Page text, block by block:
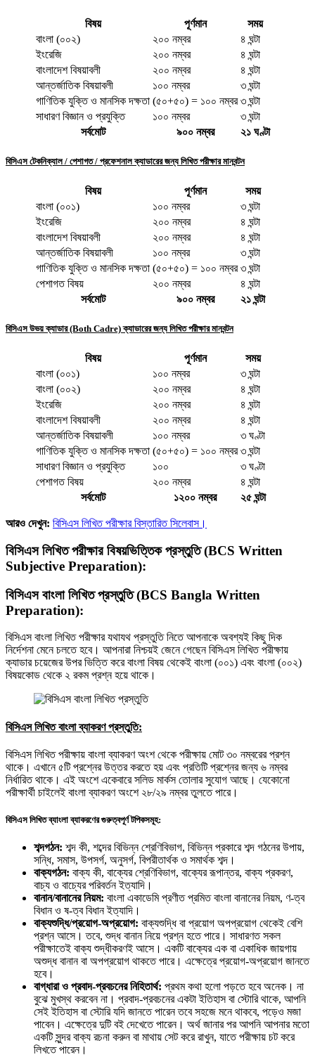
বিষয় পূর্ণমান
সময়
বাংলা (০০২)
২০০ নম্বর
৪ ঘন্টা
ইংরেজি
২০০ নম্বর
৪ ঘন্টা
বাংলাদেশ বিষয়াবলী
২০০ নম্বর
৪ ঘন্টা
আন্তর্জাতিক বিষয়াবলী
১০০ নম্বর
৩ ঘন্টা
গাণিতিক যুক্তি ও মানসিক দক্ষতা (৫০+৫০) = ১০০ নম্বর ৩ ঘন্টা
সাধারণ বিজ্ঞান ও প্রযুক্তি
১০০ নম্বর
৩ ঘন্টা
সর্বমোট
৯০০ নম্বর ২১ ঘণ্টা
বিসিএস টেকনিক্যাল / পেশাগত / প্রফেশনাল ক্যাডারের জন্য লিখিত পরীক্ষার মানবন্টন
বিষয় পূর্ণমান
সময়
বাংলা (০০১)
১০০ নম্বর
৩ ঘন্টা
ইংরেজি
২০০ নম্বর
৪ ঘন্টা
বাংলাদেশ বিষয়াবলী
২০০ নম্বর
৪ ঘন্টা
আন্তর্জাতিক বিষয়াবলী
১০০ নম্বর
৩ ঘন্টা
গাণিতিক যুক্তি ও মানসিক দক্ষতা (৫০+৫০) = ১০০ নম্বর ৩ ঘন্টা
পেশাগত বিষয়
২০০ নম্বর
৪ ঘন্টা
সর্বমোট
৯০০ নম্বর ২১ ঘন্টা
বিসিএস উভয় ক্যাডার (Both Cadre) ক্যাডারের জন্য লিখিত পরীক্ষার মানবন্টন
বিষয় পূর্ণমান
সময়
বাংলা (০০১)
১০০ নম্বর
৩ ঘন্টা
বাংলা (০০২)
২০০ নম্বর
৪ ঘন্টা
ইংরেজি
২০০ নম্বর
৪ ঘন্টা
বাংলাদেশ বিষয়াবলী
২০০ নম্বর
৪ ঘন্টা
আন্তর্জাতিক বিষয়াবলী
১০০ নম্বর
৩ ঘণ্টা
গাণিতিক যুক্তি ও মানসিক দক্ষতা (৫০+৫০) = ১০০ নম্বর ৩ ঘন্টা
সাধারণ বিজ্ঞান ও প্রযুক্তি
১০০
৩ ঘণ্টা
পেশাগত বিষয়
২০০ নম্বর
৪ ঘন্টা
সর্বমোট
১২০০ নম্বর ২৫ ঘন্টা
আরও দেখুন: বিসিএস লিখিত পরীক্ষার বিস্তারিত সিলেবাস।
বিসিএস লিখিত পরীক্ষারবিষয়ভিত্তিকপ্রস্তুতি(BCS Written
Subjective Preparation):
বিসিএস বাংলা লিখিত প্রস্তুতি (BCS Bangla Written
Preparation):
বিসিএস বাংলা লিখিত পরীক্ষার যথাযথ প্রস্তুতি নিতে আপনাকে অবশ্যই কিছু দিক
নির্দেশনা মেনে চলতে হবে। আপনারা নিশ্চয়ই জেনে গেছেন বিসিএস লিখিত পরীক্ষায়
ক্যাডার চয়েজের উপর ভিত্তি করে বাংলা বিষয় থেকেই বাংলা (০০১) এবং বাংলা (০০২)
বিষয়কোড থেকে ২ রকম প্রশ্ন হয়ে থাকে।
বিসিএস লিখিত বাংলা ব্যাকরণ প্রস্তুতি:
বিসিএস লিখিত পরীক্ষায় বাংলা ব্যাকরণ অংশ থেকে পরীক্ষায় মোট ৩০ নম্বরের প্রশ্ন
থাকে। এখানে ৫টি প্রশ্নের উত্তর করতে হয় এবং প্রতিটি প্রশ্নের জন্য ৬ নম্বর
নির্ধারিত থাকে। এই অংশে একেবারে সলিড মার্কস তোলার সুযোগ আছে। যেকোনো
পরীক্ষার্থী চাইলেই বাংলা ব্যাকরণ অংশে ২৮/২৯ নম্বর তুলতে পারে।
বিসিএস লিখিত ব্যাংলা ব্যাকরণের গুরুত্বপূর্ণ টপিকসমূহ:
শব্দগঠন: শব্দ কী, শব্দের বিভিন্ন শ্রেণিবিভাগ, বিভিন্ন প্রকারে শব্দ গঠনের উপায়,
সন্ধি, সমাস, উপসর্গ, অনুসর্গ, বিপরীতার্থক ও সমার্থক শব্দ।
বাক্যগঠন: বাক্য কী, বাক্যের শ্রেণিবিভাগ, বাক্যের রূপান্তর, বাক্য প্রকরণ,
বাচ্য ও বাচ্যের পরিবর্তন ইত্যাদি।
বানান/বানানের নিয়ম: বাংলা একাডেমি প্রণীত প্রমিত বাংলা বানানের নিয়ম, ণ-ত্ব
বিধান ও ষ-ত্ব বিধান ইত্যাদি।
বাক্যশুদ্ধি/প্রয়োগ-অপ্রয়োগ: বাক্যশুদ্ধি বা প্রয়োগ অপপ্রয়োগ থেকেই বেশি
প্রশ্ন আসে। তবে, শুদ্ধ বানান নিয়ে প্রশ্ন হতে পারে। সাধারণত সকল
পরীক্ষাতেই বাক্য শুদ্ধীকরণই আসে। একটি বাক্যের এক বা একাধিক জায়গায়
অশুদ্ধ বানান বা অপপ্রয়োগ থাকতে পারে। এক্ষেত্রে প্রয়োগ-অপ্রয়োগ জানতে
হবে।
বাগ্‌ধারা ও প্রবাদ-প্রবচনের নিহিতার্থ: প্রথম কথা হলো পড়তে হবে অনেক। না
বুঝে মুখস্থ করবেন না। প্রবাদ-প্রবচনের একটা ইতিহাস বা স্টোরি থাকে, আপনি
সেই ইতিহাস বা স্টোরি যদি জানতে পারেন তবে সহজে মনে থাকবে, পড়েও মজা
পাবেন। এক্ষেত্রে দুটি বই দেখেতে পারেন। অর্থ জানার পর আপনি আপনার মতো
একটি সুন্দর বাক্য রচনা করুন বা মাথায় সেট করে রাখুন, যাতে পরীক্ষায় চট করে
লিখতে পারেন।